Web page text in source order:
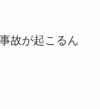
故が起こるん